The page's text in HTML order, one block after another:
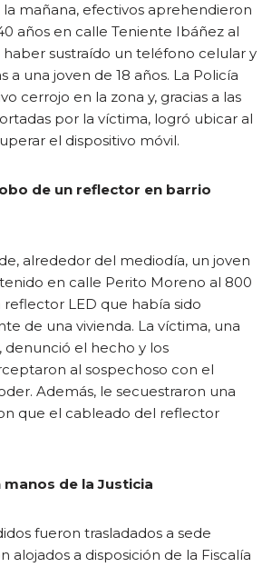
la mañana, efectivos aprehendieron
años en calle Teniente Ibáñez al
haber sustraído un teléfono celular y
a una joven de 18 años. La Policía
cerrojo en la zona y, gracias a las
por la víctima, logró ubicar al
el dispositivo móvil.
de un reflector en barrio
alrededor del mediodía, un joven
en calle Perito Moreno al 800
LED que había sido
de una vivienda. La víctima, una
denunció el hecho y los
al sospechoso con el
Además, le secuestraron una
que el cableado del reflector
de la Justicia
fueron trasladados a sede
alojados a disposición de la Fiscalía